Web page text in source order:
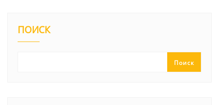
kl
a
a
ПОИСК
Поиск